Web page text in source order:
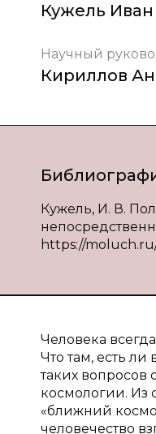
Кужель
Научный
Кириллов
Кужель, И. В.
https://
Человека
Что там, есть
таких вопросов
космологии. Из
«ближний
человечество